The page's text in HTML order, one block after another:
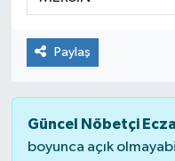
Paylaş
Güncel Nöbetçi
boyunca açık